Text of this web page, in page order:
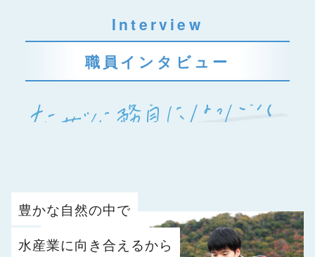
Interview
職員インタビュー
豊かな自然の中で
水産業に向き合えるから